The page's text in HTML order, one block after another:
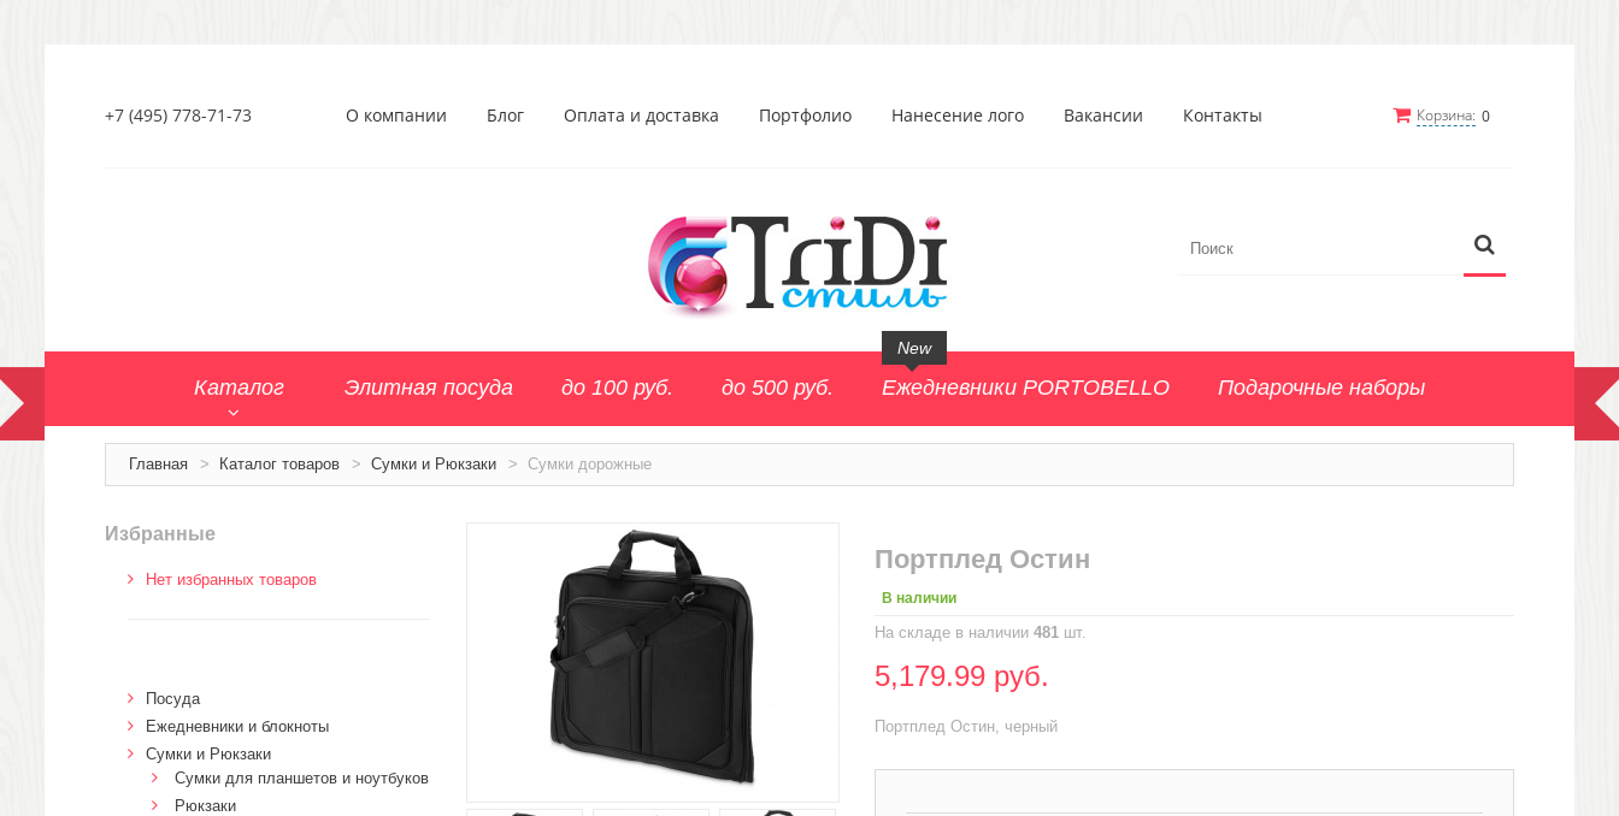
Корзина: 0
+7 (495) 778-71-73 О компании Блог Оплата и доставка Портфолио Нанесение лого Вакансии Контакты
Каталог Элитная посуда до 100 руб. до 500 руб. Ежедневники PORTOBELLO
New
Подарочные наборы
Главная > Каталог товаров > Сумки и Рюкзаки > Сумки дорожные
Портплед Остин
В наличии
На складе в наличии481 шт.
5,179.99 руб.
Портплед Остин, черный
Избранные
Нет избранных товаров
Посуда
Ежедневники и блокноты
Сумки и Рюкзаки
Сумки для планшетов и ноутбуков
Рюкзаки